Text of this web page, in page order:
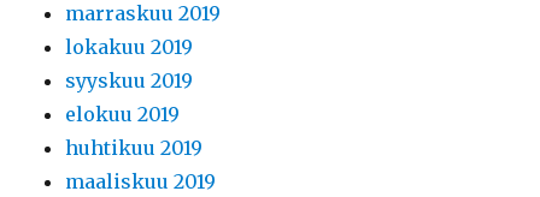
marraskuu 2019
lokakuu 2019
syyskuu 2019
elokuu 2019
huhtikuu 2019
maaliskuu 2019